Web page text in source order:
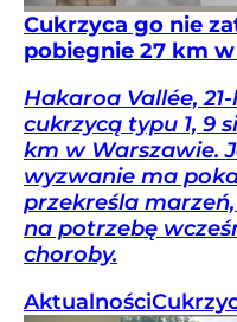
Cukrzyca go nie
pobiegnie 27 km
Hakaroa Vallée,
cukrzycą typu 1, 9
km w Warszawie.
wyzwanie ma
przekreśla
na potrzebę
choroby.
Aktualności